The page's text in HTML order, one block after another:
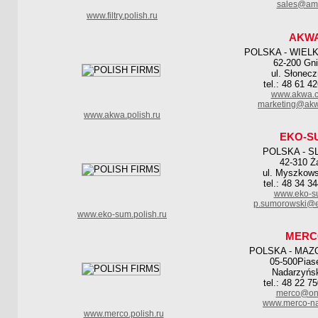
www.filtry.polish.ru
POLSKA -
62-200
ul.
tel.: 48 61
www.akwa.polish.ru
EKO-
POLSKA -
42-310
ul.
tel.: 48 34
www.eko-
www.eko-sum.polish.ru
POLSKA -
05-
tel.: 48 22
www.merco-
www.merco.polish.ru